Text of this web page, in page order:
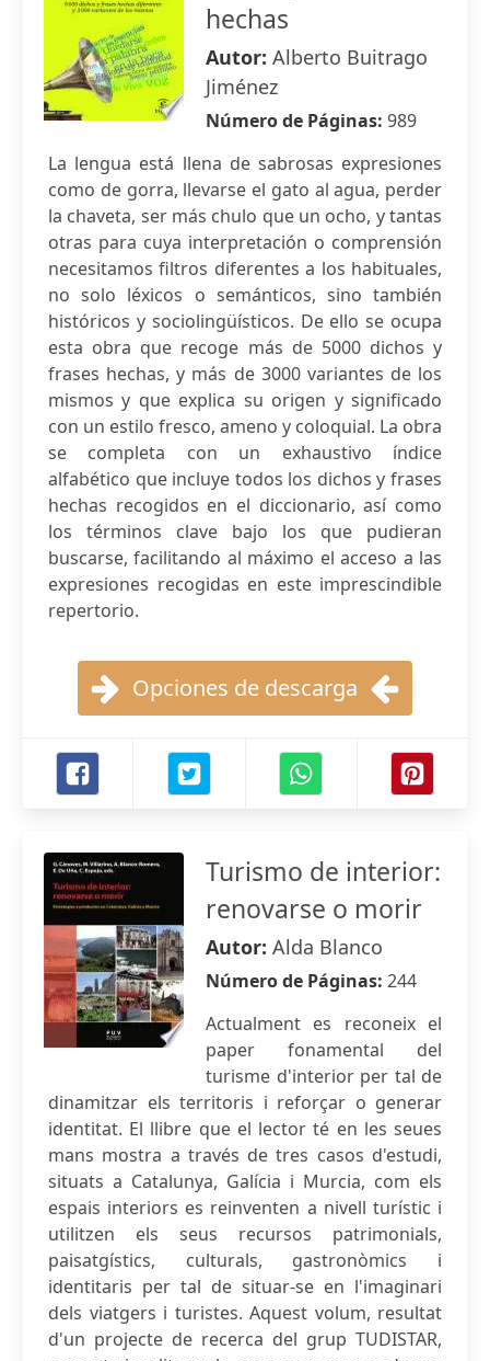
hechas
Autor: Alberto Buitrago
Jiménez
Número de Páginas: 989
La lengua está llena de sabrosas expresiones
como de gorra, llevarse el gato al agua, perder
la chaveta, ser más chulo que un ocho, y tantas
otras para cuya interpretación o comprensión
necesitamos filtros diferentes a los habituales,
no solo léxicos o semánticos, sino también
históricos y sociolingüísticos. De ello se ocupa
esta obra que recoge más de 5000 dichos y
frases hechas, y más de 3000 variantes de los
mismos y que explica su origen y significado
con un estilo fresco, ameno y coloquial. La obra
se completa con un exhaustivo índice
alfabético que incluye todos los dichos y frases
hechas recogidos en el diccionario, así como
los términos clave bajo los que pudieran
buscarse, facilitando al máximo el acceso a las
expresiones recogidas en este imprescindible
repertorio.
Opciones de descarga
Turismo de interior:
renovarse o morir
Autor: Alda Blanco
Número de Páginas: 244
Actualment es reconeix el
paper fonamental del
turisme d'interior per tal de
dinamitzar els territoris i reforçar o generar
identitat. El llibre que el lector té en les seues
mans mostra a través de tres casos d'estudi,
situats a Catalunya, Galícia i Murcia, com els
espais interiors es reinventen a nivell turístic i
utilitzen els seus recursos patrimonials,
paisatgístics, culturals, gastronòmics i
identitaris per tal de situar-se en l'imaginari
dels viatgers i turistes. Aquest volum, resultat
d'un projecte de recerca del grup TUDISTAR,